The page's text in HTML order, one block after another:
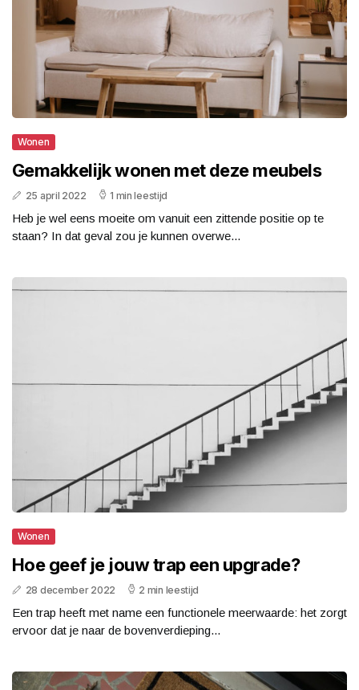
Wonen
Gemakkelijk wonen met deze meubels
25 april 2022 1 min leestijd
Heb je wel eens moeite om vanuit een zittende positie op te
staan? In dat geval zou je kunnen overwe...
Wonen
Hoe geef je jouw trap een upgrade?
28 december 2022 2 min leestijd
Een trap heeft met name een functionele meerwaarde: het zorgt
ervoor dat je naar de bovenverdieping...